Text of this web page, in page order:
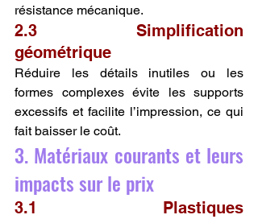
résistance mécanique.
2.3 Simplification
géométrique
Réduire les détails inutiles ou les
formes complexes évite les supports
excessifs et facilite l’impression, ce qui
fait baisser le coût.
3. Matériaux courants et leurs
impacts sur le prix
3.1 Plastiques